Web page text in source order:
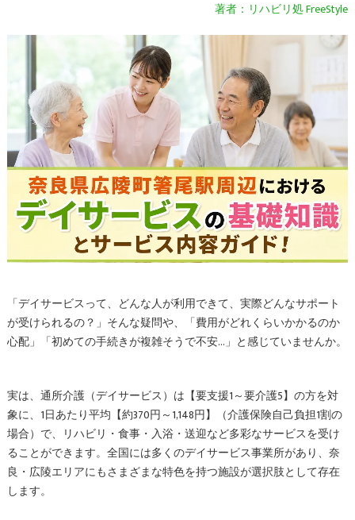
著者：リハビリ処 FreeStyle
「デイサービスって、どんな人が利用できて、実際どんなサポート
が受けられるの？」そんな疑問や、「費用がどれくらいかかるのか
心配」「初めての手続きが複雑そうで不安…」と感じていませんか。
実は、通所介護（デイサービス）は【要支援1～要介護5】の方を対
象に、1日あたり平均【約370円～1,148円】（介護保険自己負担1割の
場合）で、リハビリ・食事・入浴・送迎など多彩なサービスを受け
ることができます。全国には多くのデイサービス事業所があり、奈
良・広陵エリアにもさまざまな特色を持つ施設が選択肢として存在
します。